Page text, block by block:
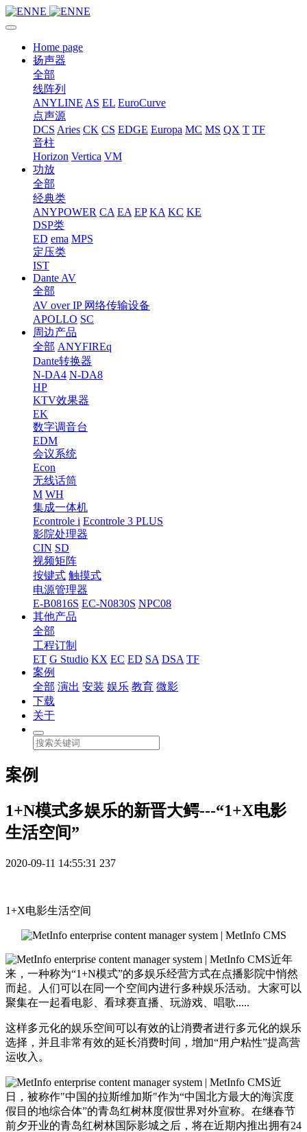
Home page
扬声器
全部
线阵列
ANYLINE AS EL EuroCurve
点声源
DCS Aries CK CS EDGE Europa MC MS QX T TF
音柱
Horizon Vertica VM
功放
全部
经典类
ANYPOWER CA EA EP KA KC KE
DSP类
ED ema MPS
定压类
IST
Dante AV
全部
AV over IP 网络传输设备
APOLLO SC
周边产品
全部 ANYFIREq
Dante转换器
N-DA4 N-DA8
HP
KTV效果器
EK
数字调音台
EDM
会议系统
Econ
无线话筒
M WH
集成一体机
Econtrole i Econtrole 3 PLUS
影院处理器
CIN SD
视频矩阵
按键式 触摸式
电源管理器
E-B0816S EC-N0830S NPC08
其他产品
全部
工程订制
ET G Studio KX EC ED SA DSA TF
案例
全部 演出 安装 娱乐 教育 微影
下载
关于
案例
1+N模式多娱乐的新晋大鳄---“1+X电影
生活空间”
2020-09-11 14:55:31 237
1+X电影生活空间
近年
来，一种称为“1+N模式”的多娱乐经营方式在点播影院中悄然
而起。人们可以在同一个空间内进行多种娱乐活动。大家可以
聚集在一起看电影、看球赛直播、玩游戏、唱歌.....
这样多元化的娱乐空间可以有效的让消费者进行多元化的娱乐
选择，并且非常有效的延长消费时间，增加“用户粘性”提高营
运收入。
近
日，被称作"中国的拉斯维加斯"作为“中国北方最大的海滨度
假目的地综合体”的青岛红树林度假世界对外宣称。在继春节
前夕开业的青岛红树林国际影城之后，将在近期内推出拥有24